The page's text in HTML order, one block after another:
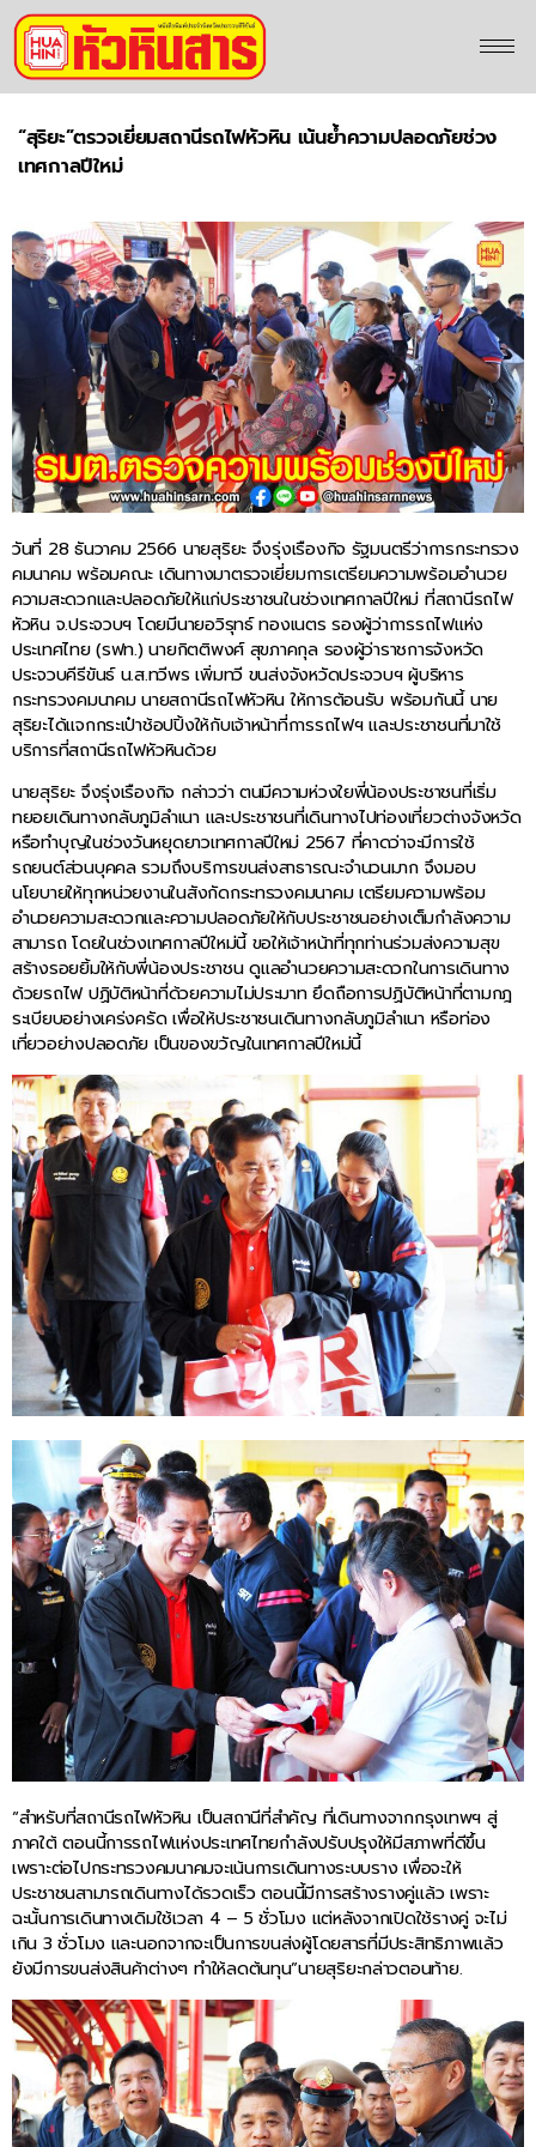
“สุริยะ”ตรวจเยี่ยมสถานีรถไฟหัวหิน เน้นย้ำความปลอดภัยช่วง
เทศกาลปีใหม่
วันที่ 28 ธันวาคม 2566 นายสุริยะ จึงรุ่งเรืองกิจ รัฐมนตรีว่าการกระทรวง
คมนาคม พร้อมคณะ เดินทางมาตรวจเยี่ยมการเตรียมความพร้อมอำนวย
ความสะดวกและปลอดภัยให้แก่ประชาชนในช่วงเทศกาลปีใหม่ ที่สถานีรถไฟ
หัวหิน จ.ประจวบฯ โดยมีนายอวิรุทธ์ ทองเนตร รองผู้ว่าการรถไฟแห่ง
ประเทศไทย (รฟท.) นายกิตติพงศ์ สุขภาคกุล รองผู้ว่าราชการจังหวัด
ประจวบคีรีขันธ์ น.ส.ทวีพร เพิ่มทวี ขนส่งจังหวัดประจวบฯ ผู้บริหาร
กระทรวงคมนาคม นายสถานีรถไฟหัวหิน ให้การต้อนรับ พร้อมกันนี้ นาย
สุริยะได้แจกกระเป๋าช้อปปิ้งให้กับเจ้าหน้าที่การรถไฟฯ และประชาชนที่มาใช้
บริการที่สถานีรถไฟหัวหินด้วย
นายสุริยะ จึงรุ่งเรืองกิจ กล่าวว่า ตนมีความห่วงใยพี่น้องประชาชนที่เริ่ม
ทยอยเดินทางกลับภูมิลำเนา และประชาชนที่เดินทางไปท่องเที่ยวต่างจังหวัด
หรือทำบุญในช่วงวันหยุดยาวเทศกาลปีใหม่ 2567 ที่คาดว่าจะมีการใช้
รถยนต์ส่วนบุคคล รวมถึงบริการขนส่งสาธารณะจำนวนมาก จึงมอบ
นโยบายให้ทุกหน่วยงานในสังกัดกระทรวงคมนาคม เตรียมความพร้อม
อำนวยความสะดวกและความปลอดภัยให้กับประชาชนอย่างเต็มกำลังความ
สามารถ โดยในช่วงเทศกาลปีใหม่นี้ ขอให้เจ้าหน้าที่ทุกท่านร่วมส่งความสุข
สร้างรอยยิ้มให้กับพี่น้องประชาชน ดูแลอำนวยความสะดวกในการเดินทาง
ด้วยรถไฟ ปฏิบัติหน้าที่ด้วยความไม่ประมาท ยึดถือการปฏิบัติหน้าที่ตามกฎ
ระเบียบอย่างเคร่งครัด เพื่อให้ประชาชนเดินทางกลับภูมิลำเนา หรือท่อง
เที่ยวอย่างปลอดภัย เป็นของขวัญในเทศกาลปีใหม่นี้
“สำหรับที่สถานีรถไฟหัวหิน เป็นสถานีที่สำคัญ ที่เดินทางจากกรุงเทพฯ สู่
ภาคใต้ ตอนนี้การรถไฟแห่งประเทศไทยกำลังปรับปรุงให้มีสภาพที่ดีขึ้น
เพราะต่อไปกระทรวงคมนาคมจะเน้นการเดินทางระบบราง เพื่อจะให้
ประชาชนสามารถเดินทางได้รวดเร็ว ตอนนี้มีการสร้างรางคู่แล้ว เพราะ
ฉะนั้นการเดินทางเดิมใช้เวลา 4 – 5 ชั่วโมง แต่หลังจากเปิดใช้รางคู่ จะไม่
เกิน 3 ชั่วโมง และนอกจากจะเป็นการขนส่งผู้โดยสารที่มีประสิทธิภาพแล้ว
ยังมีการขนส่งสินค้าต่างๆ ทำให้ลดต้นทุน”นายสุริยะกล่าวตอนท้าย.